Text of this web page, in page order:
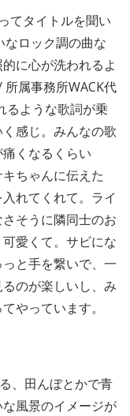
てタイトルを聞い
なロック調の曲な
に心が洗われるよ
属事務所WACK代
るような歌詞が乗
感じ。みんなの歌
くなるくらい
ちゃんに伝えた
れてくれて。ライ
そうに隣同士のお
愛くて。サビにな
と手を繋いで、一
のが楽しいし、み
やっています。
、田んぼとかで青
風景のイメージが